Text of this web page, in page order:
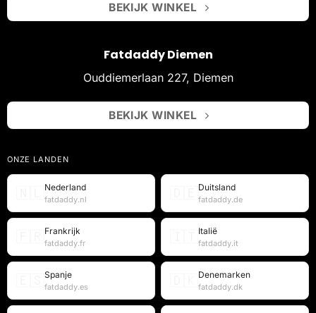
BEKIJK WINKEL
Fatdaddy Diemen
Ouddiemerlaan 227, Diemen
BEKIJK WINKEL
ONZE LANDEN
Nederland
fatdaddy.nl
Duitsland
fatdaddy.de
Frankrijk
fatdaddy.fr
Italië
fatdaddy.it
Spanje
fatdaddy.es
Denemarken
fatdaddy.dk